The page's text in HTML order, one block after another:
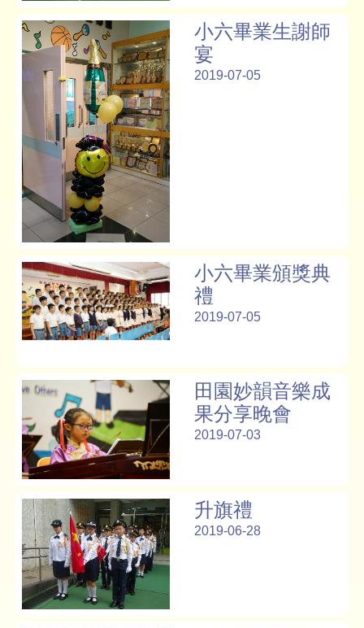
小六畢業生謝師
宴
2019-07-05
小六畢業頒獎典
禮
2019-07-05
田園妙韻音樂成
果分享晚會
2019-07-03
升旗禮
2019-06-28